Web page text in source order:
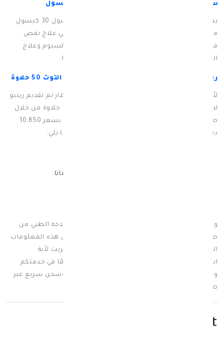
سولو فيتامين دال 50,000 وحدة كبسول 30 كبسول
يمكنك شراء سولو فيتامين دال 50,000 وحدة كبسول 30 كبسول
من خلال صيدلية سبيريت اونلاين للاستفادة منه في علاج نقص
فيتامين د وعلاج هشاشة العظام وعلاج نقص الكالسيوم وعلاج
الكساح وعلاج انخفاض الفوسفات في الجسم أيضًا.
رينبو لايت حلاو فيتامين دال 2500 وحدة بطعم التوت 50 حلاوة
لأهمية عنصر فيتامين د في الجسم عند جميع الأعمار تم تقديم رينبو
لايت حلاو فيتامين دال 2500 وحدة بطعم التوت 50 حلاوة من خلال
صيدلية سبيريت أفضل صيدلية اونلاين في الكويت بسعر 10.850
دينار كويتي فقط وذلك لتستفيد من رينبو لايت فيما يلي:
تقوية صحة القلب والقولون والثدي والبروستاتا.
وهنا نصل إلى نهاية مقالنا عن نقص فيتامين د وعلاجه الطبي من
صيدلية سبيريت و نتمنى أن تكونوا قد استفدتم من هذه المعلومات
الطبية، ولا تترددوا في التواصل معنا بصيدلية سبيريت لأية
استفسارات أو ملاحظات حول الموضوع، ونحن دائمًا في خدمتكم
وتستطيعون الحصول على منتجاتنا بأفضل سعر وشحن سريع عبر
صيدلية سبيريت.
leave_your_comment